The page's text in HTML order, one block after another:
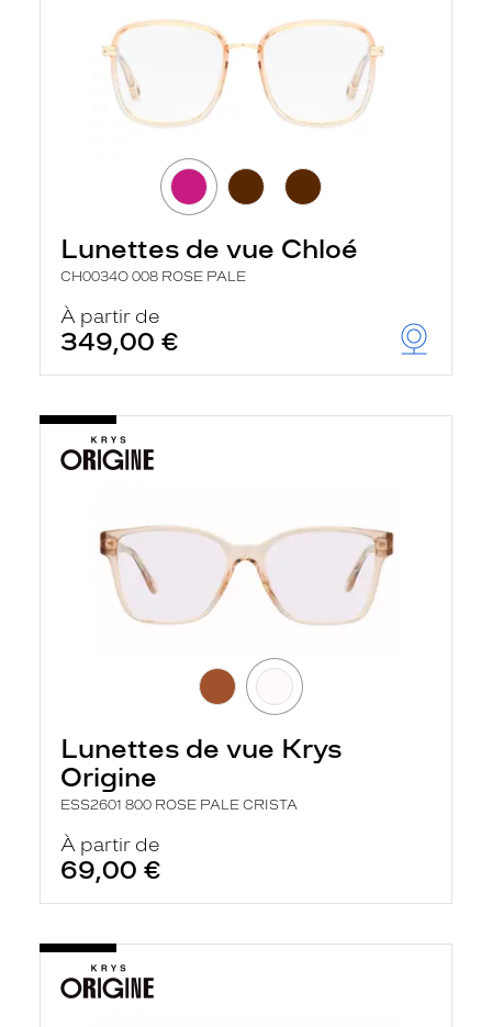
Lunettes de vue Chloé
CH0034O 008 ROSE PALE
À partir de
349,00 €
Lunettes de vue Krys
Origine
ESS2601 800 ROSE PALE CRISTA
À partir de
69,00 €